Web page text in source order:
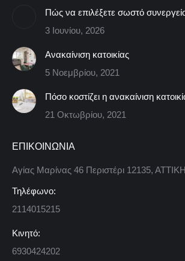
Πώς να επιλέξετε σωστό
3 Ιουνίου, 2026
Ανακαίνιση κατοικίας
5 Νοεμβρίου, 2021
Πόσο κοστίζει η ανακαίνιση
21 Οκτωβρίου, 2021
ΕΠΙΚΟΙΝΩΝΙΑ
Αγίας Μαρίνας 46 Περιστέρι 12135, ΑΤΤΙΚΗ
Τηλέφωνο:
2114015215
Κινητό:
6930424202